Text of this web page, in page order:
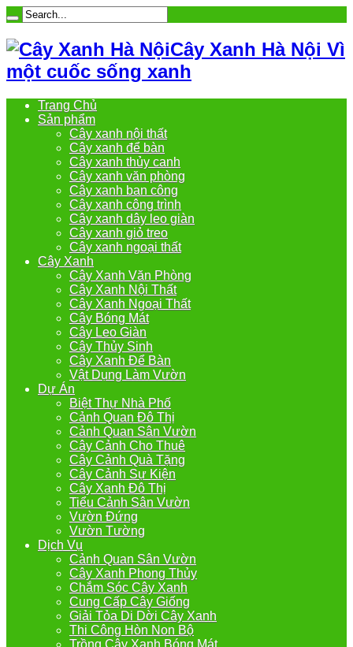
Cây Xanh Hà Nội Vì
một cuốc sống xanh
Trang Chủ
Sản phẩm
Cây xanh nội thất
Cây xanh để bàn
Cây xanh thủy canh
Cây xanh văn phòng
Cây xanh ban công
Cây xanh công trình
Cây xanh dây leo giàn
Cây xanh giỏ treo
Cây xanh ngoại thất
Cây Xanh
Cây Xanh Văn Phòng
Cây Xanh Nội Thất
Cây Xanh Ngoại Thất
Cây Bóng Mát
Cây Leo Giàn
Cây Thủy Sinh
Cây Xanh Để Bàn
Vật Dụng Làm Vườn
Dự Án
Biệt Thự Nhà Phố
Cảnh Quan Đô Thị
Cảnh Quan Sân Vườn
Cây Cảnh Cho Thuê
Cây Cảnh Quà Tặng
Cây Cảnh Sự Kiện
Cây Xanh Đô Thị
Tiểu Cảnh Sân Vườn
Vườn Đứng
Vườn Tường
Dịch Vụ
Cảnh Quan Sân Vườn
Cây Xanh Phong Thủy
Chắm Sóc Cây Xanh
Cung Cấp Cây Giống
Giải Tỏa Di Dời Cây Xanh
Thi Công Hòn Non Bộ
Trồng Cây Xanh Bóng Mát